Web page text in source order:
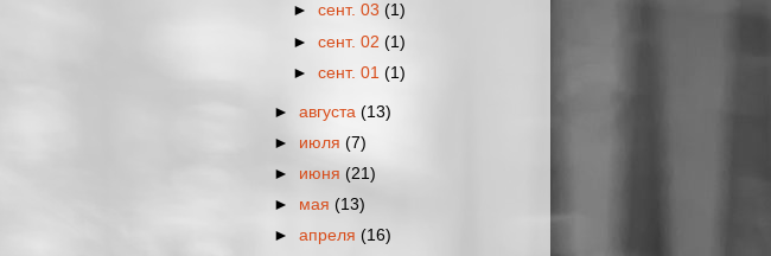
► сент. 03 (1)
► сент. 02 (1)
► сент. 01 (1)
► августа (13)
► июля (7)
► июня (21)
► мая (13)
► апреля (16)